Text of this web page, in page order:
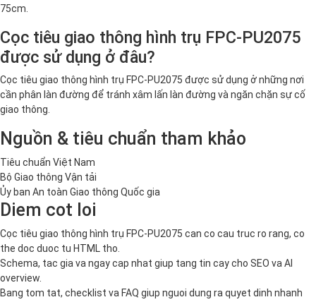
75cm.
Cọc tiêu giao thông hình trụ FPC-PU2075
được sử dụng ở đâu?
Cọc tiêu giao thông hình trụ FPC-PU2075 được sử dụng ở những nơi
cần phân làn đường để tránh xâm lấn làn đường và ngăn chặn sự cố
giao thông.
Nguồn & tiêu chuẩn tham khảo
Tiêu chuẩn Việt Nam
Bộ Giao thông Vận tải
Ủy ban An toàn Giao thông Quốc gia
Diem cot loi
Cọc tiêu giao thông hình trụ FPC-PU2075 can co cau truc ro rang, co
the doc duoc tu HTML tho.
Schema, tac gia va ngay cap nhat giup tang tin cay cho SEO va AI
overview.
Bang tom tat, checklist va FAQ giup nguoi dung ra quyet dinh nhanh